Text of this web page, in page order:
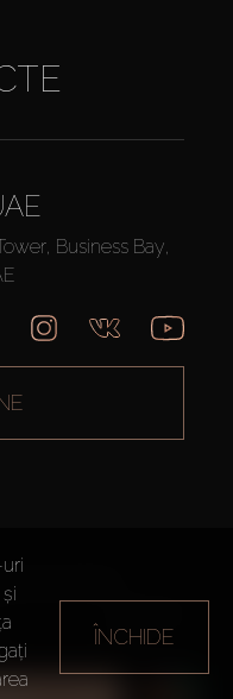
Business Bay,
rezervate
ului
ÎNCHIDE